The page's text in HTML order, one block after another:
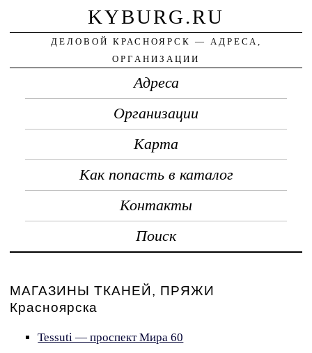
KYBURG.RU
ДЕЛОВОЙ КРАСНОЯРСК — АДРЕСА,
ОРГАНИЗАЦИИ
Адреса
Организации
Карта
Как попасть в каталог
Контакты
Поиск
МАГАЗИНЫ ТКАНЕЙ, ПРЯЖИ
Красноярска
Tessuti — проспект Мира 60